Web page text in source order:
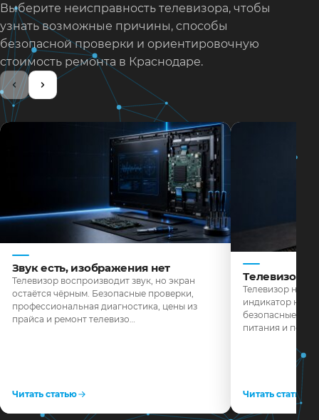
Выберите неисправность телевизора, чтобы
узнать возможные причины, способы
безопасной проверки и ориентировочную
стоимость ремонта в Краснодаре.
Звук есть, изображения нет
Телевизор воспроизводит звук, но экран
остаётся чёрным. Безопасные проверки,
профессиональная диагностика, цены из
прайса и ремонт телевизо…
Читать статью
Телевизор
Телевизор не
индикатор не
безопасные
питания и
Читать статью